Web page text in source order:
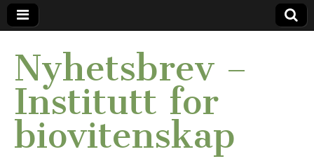
Nyhetsbrev –
Institutt for
biovitenskap